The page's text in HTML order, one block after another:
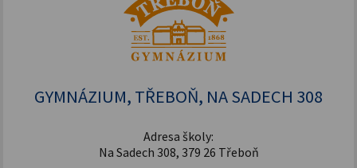
Archív projektů
Zdravý životní styl
GYMNÁZIUM, TŘEBOŇ, NA SADECH 308
Adresa školy:
Na Sadech 308, 379 26 Třeboň